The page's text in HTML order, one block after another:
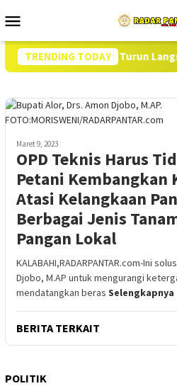
ke
Mobile
TRENDING TODAY
Dirut BULOG Turun Langsung
Maret 9, 2023
OPD Teknis Harus
Petani Kembangkan
Atasi Kelangkaan
Berbagai Jenis
Pangan Lokal
KALABAHI,RADARPANTAR.com-Ini
Djobo, M.AP untuk mengurangi
mendatangkan beras Selengkapnya
BERITA TERKAIT
POLITIK